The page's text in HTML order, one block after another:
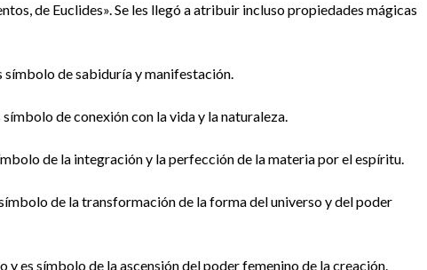
de Euclides». Se les llegó a atribuir incluso propiedades mágicas
símbolo de sabiduría y manifestación.
de conexión con la vida y la naturaleza.
de la integración y la perfección de la materia por el espíritu.
de la transformación de la forma del universo y del poder
y es símbolo de la ascensión del poder femenino de la creación.